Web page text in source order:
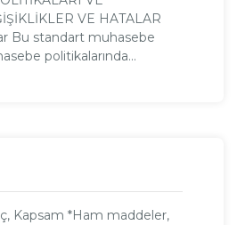
VE HATALAR
Bu standart muhasebe
politikalarında...
Kapsam *Ham maddeler,